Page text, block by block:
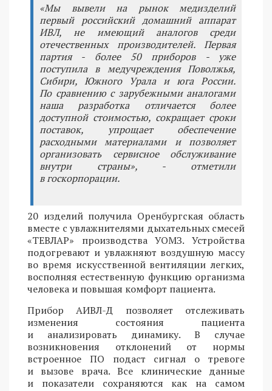
«Мы вывели на рынок медизделий
первый российский домашний аппарат
ИВЛ, не имеющий аналогов среди
отечественных производителей. Первая
партия - более 50 приборов - уже
поступила в медучреждения Поволжья,
Сибири, Южного Урала и юга России.
По сравнению с зарубежными аналогами
наша разработка отличается более
доступной стоимостью, сокращает сроки
поставок, упрощает обеспечение
расходными материалами и позволяет
организовать сервисное обслуживание
внутри страны», - отметили
в госкорпорации.
20 изделий получила Оренбургская область
вместе с увлажнителями дыхательных смесей
«ТЕВЛАР» производства УОМЗ. Устройства
подогревают и увлажняют воздушную массу
во время искусственной вентиляции легких,
восполняя естественную функцию организма
человека и повышая комфорт пациента.
Прибор АИВЛ-Д позволяет отслеживать
изменения состояния пациента
и анализировать динамику. В случае
возникновения отклонений от нормы
встроенное ПО подаст сигнал о тревоге
и вызове врача. Все клинические данные
и показатели сохраняются как на самом